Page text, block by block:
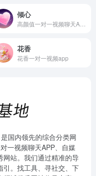
倾心
花香
花香一对一视频app
国内领先的综合分类网
一视频聊天APP、自媒
站。我们通过精准的导
引。找工具、寻社交、下